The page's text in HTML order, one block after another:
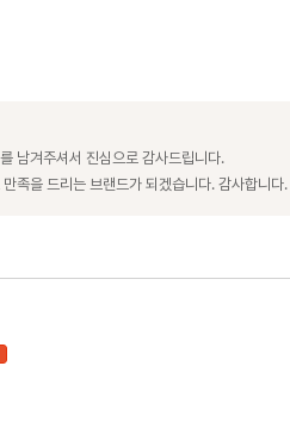
남겨주셔서 진심으로 감사드립니다.
족을 드리는 브랜드가 되겠습니다. 감사합니다.